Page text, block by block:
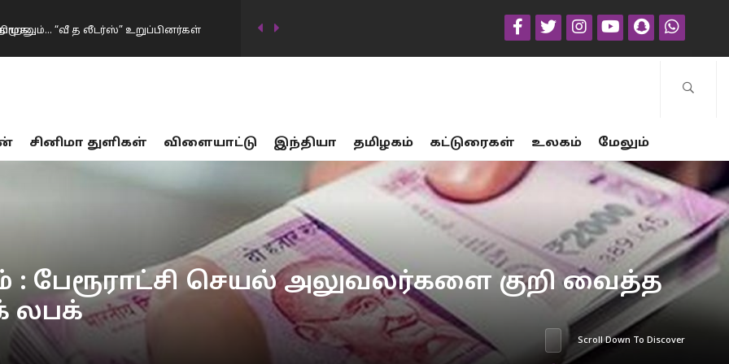
“வீ த லீடர்ஸ்” உறுப்பினர்கள்
பாலியல் வன்கொடுமை சம்பவங்கள்… சட்டம்
விவாதத்தில் இருந்து தப்பியோட
அமைச்சர் கிரண்…
முதலமைச்சர் விஜய் மவுனம்
சினிமா துளிகள் விளையாட்டு இந்தியா தமிழகம் கட்டுரைகள் உலகம் மேலும்
பேரூராட்சி செயல் அலுவலர்களை குறி வைத்த
லபக்
Scroll Down To Discover